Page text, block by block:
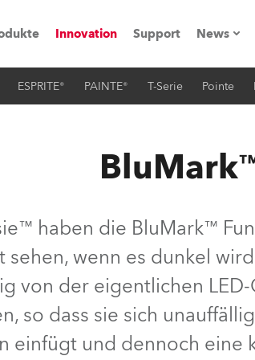
und Tutorials
Innovation Support News
ESPRITE® PAINTE® T-Serie Pointe
haben die BluMark™
wenn es dunkel
von der eigentlichen
so dass sie sich
einfügt und dennoch eine